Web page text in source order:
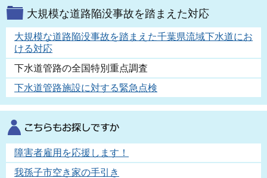
大規模な道路陥没事故を踏まえた対応
大規模な道路陥没事故を踏まえた千葉県流域下水道にお
ける対応
下水道管路の全国特別重点調査
下水道管路施設に対する緊急点検
障害者雇用を応援します！
我孫子市空き家の手引き